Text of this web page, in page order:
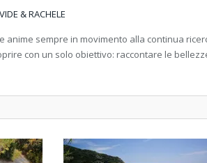
& RACHELE
anime sempre in movimento alla continua
con un solo obiettivo: raccontare le